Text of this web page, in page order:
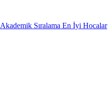
Akademik Sıralama En İyi Hocalar